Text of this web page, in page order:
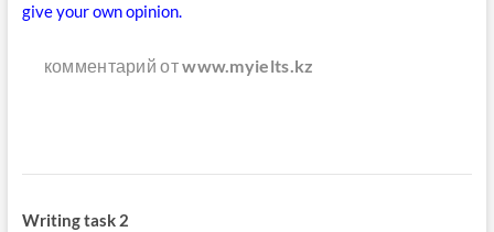
give your own opinion.
комментарий отwww.myielts.kz
Writing task 2